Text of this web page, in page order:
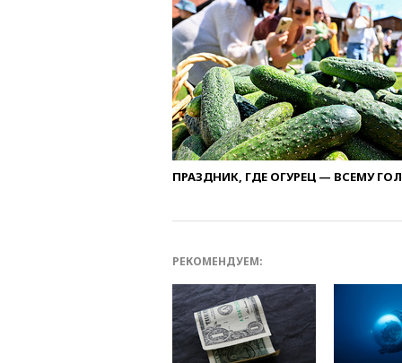
ПРАЗДНИК, ГДЕ ОГУРЕЦ — ВСЕМУ
РЕКОМЕНДУЕМ: